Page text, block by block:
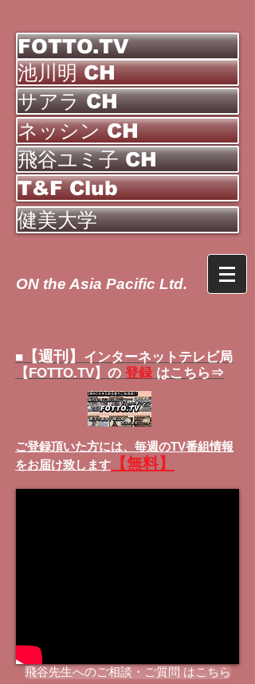
FOTTO.TV
池川明 CH
サアラ CH
ネッシン CH
飛谷ユミ子 CH
T&F Club
健美大学
ON the Asia Pacific Ltd.
■ 【週刊】
インターネットテレビ局
【FOTTO.TV】の 登録 はこちら⇒
ご登録頂いた方には、 毎週のTV番組情報
をお届け致します
【無料】
飛谷先生へのご相談・ご質問 はこちら